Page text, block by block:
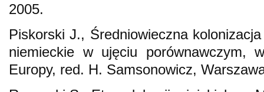
2005.
Piskorski J., Średniowieczna
niemieckie w ujęciu porównawczym,
Europy, red. H. Samsonowicz,